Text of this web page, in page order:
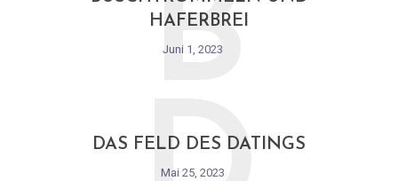
HAFERBREI
Juni 1, 2023
B
DAS FELD DES DATINGS
Mai 25, 2023